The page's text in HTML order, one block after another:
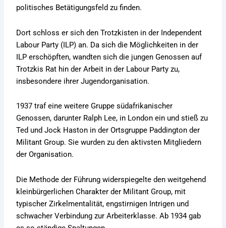
politisches Betätigungsfeld zu finden.
Dort schloss er sich den Trotzkisten in der Independent
Labour Party (ILP) an. Da sich die Möglichkeiten in der
ILP erschöpften, wandten sich die jungen Genossen auf
Trotzkis Rat hin der Arbeit in der Labour Party zu,
insbesondere ihrer Jugendorganisation.
1937 traf eine weitere Gruppe südafrikanischer
Genossen, darunter Ralph Lee, in London ein und stieß zu
Ted und Jock Haston in der Ortsgruppe Paddington der
Militant Group. Sie wurden zu den aktivsten Mitgliedern
der Organisation.
Die Methode der Führung widerspiegelte den weitgehend
kleinbürgerlichen Charakter der Militant Group, mit
typischer Zirkelmentalität, engstirnigen Intrigen und
schwacher Verbindung zur Arbeiterklasse. Ab 1934 gab